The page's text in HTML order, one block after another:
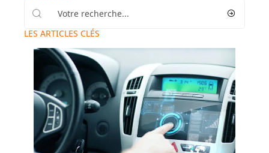
LES ARTICLES CLÉS